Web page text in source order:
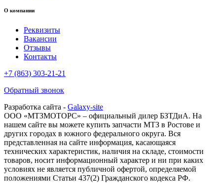
О компании
Реквизиты
Вакансии
Отзывы
Контакты
+7 (863) 303-21-21
Обратный звонок
Разработка сайта - Galaxy-site
ООО «МТЗМОТОРС» – официальный дилер БЗТДиА. На
нашем сайте вы можете купить запчасти МТЗ в Ростове и
других городах в южного федерального округа. Вся
представленная на сайте информация, касающаяся
технических характеристик, наличия на складе, стоимости
товаров, носит информационный характер и ни при каких
условиях не является публичной офертой, определяемой
положениями Статьи 437(2) Гражданского кодекса РФ.